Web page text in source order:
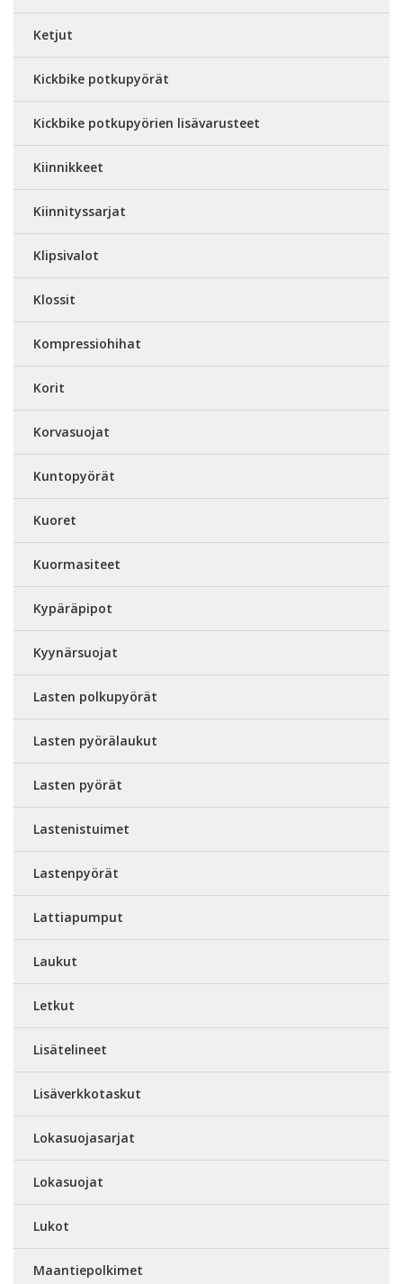
Ketjut
Kickbike potkupyörät
Kickbike potkupyörien lisävarusteet
Kiinnikkeet
Kiinnityssarjat
Klipsivalot
Klossit
Kompressiohihat
Korit
Korvasuojat
Kuntopyörät
Kuoret
Kuormasiteet
Kypäräpipot
Kyynärsuojat
Lasten polkupyörät
Lasten pyörälaukut
Lasten pyörät
Lastenistuimet
Lastenpyörät
Lattiapumput
Laukut
Letkut
Lisätelineet
Lisäverkkotaskut
Lokasuojasarjat
Lokasuojat
Lukot
Maantiepolkimet